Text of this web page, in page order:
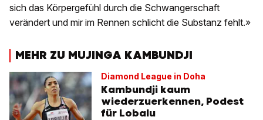
sich das Körpergefühl durch die Schwangerschaft
verändert und mir im Rennen schlicht die Substanz fehlt.»
MEHR ZU MUJINGA KAMBUNDJI
Diamond League in Doha
Kambundji kaum
wiederzuerkennen, Podest
für Lobalu